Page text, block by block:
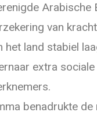
Arabische
van
het land stabiel
extra
benadrukte de